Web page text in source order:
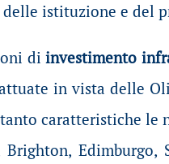
istituzione e del
diinvestimento
in vista delle
caratteristiche le
Edimburgo,